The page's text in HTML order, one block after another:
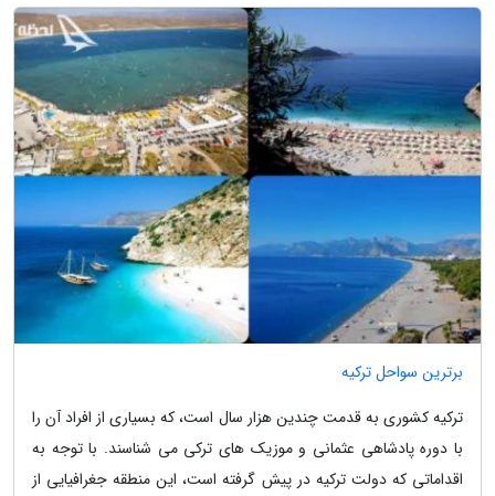
برترین سواحل ترکیه
ترکیه کشوری به قدمت چندین هزار سال است، که بسیاری از افراد آن را
با دوره پادشاهی عثمانی و موزیک های ترکی می شناسند. با توجه به
اقداماتی که دولت ترکیه در پیش گرفته است، این منطقه جغرافیایی از